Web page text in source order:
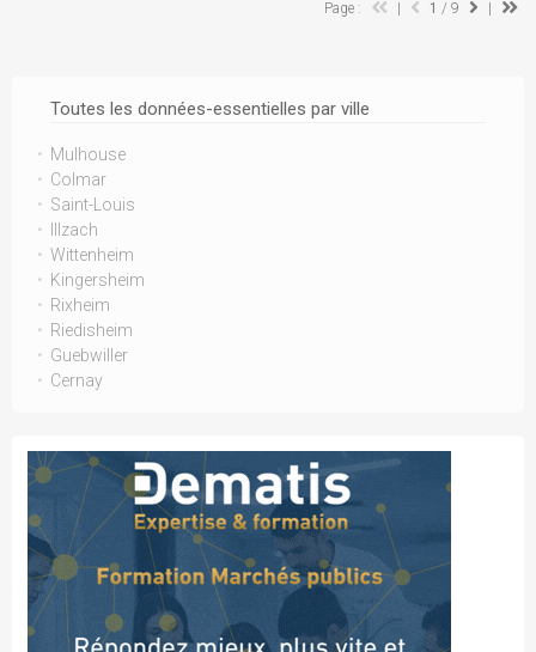
Toutes les données-essentielles par ville
Mulhouse
Colmar
Saint-Louis
Illzach
Wittenheim
Kingersheim
Rixheim
Riedisheim
Guebwiller
Cernay
Page : 1 / 9